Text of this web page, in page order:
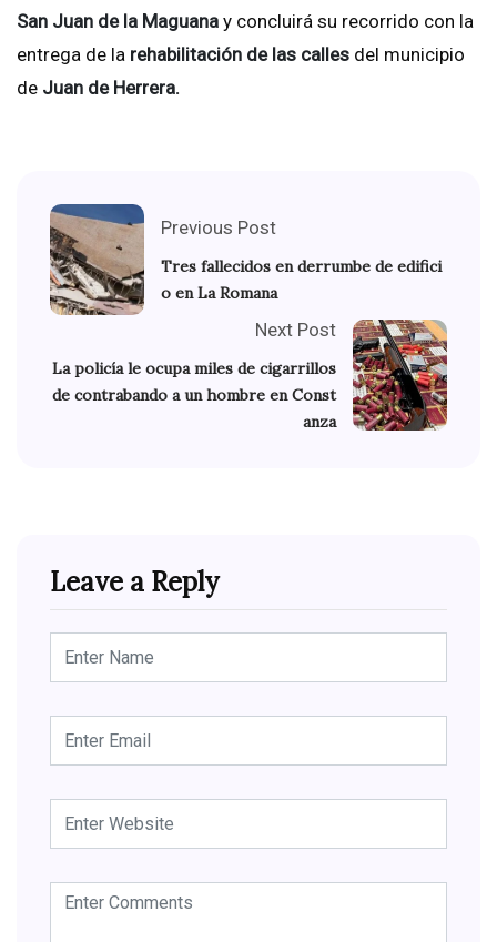
San Juan de la Maguana y concluirá su recorrido con la
entrega de la rehabilitación de las calles del municipio
de Juan de Herrera.
Previous Post
Tres fallecidos en derrumbe de edifici
o en La Romana
Next Post
La policía le ocupa miles de cigarrillos
de contrabando a un hombre en Const
anza
Leave a Reply